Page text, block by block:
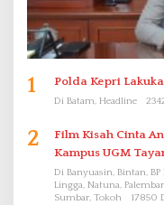
1 Polda Kepri
Di Batam, Headline
2
Film Kisah Cinta
Kampus UGM
Di Banyuasin, Bintan,
Lingga, Natuna,
Sumbar, Tokoh
17850